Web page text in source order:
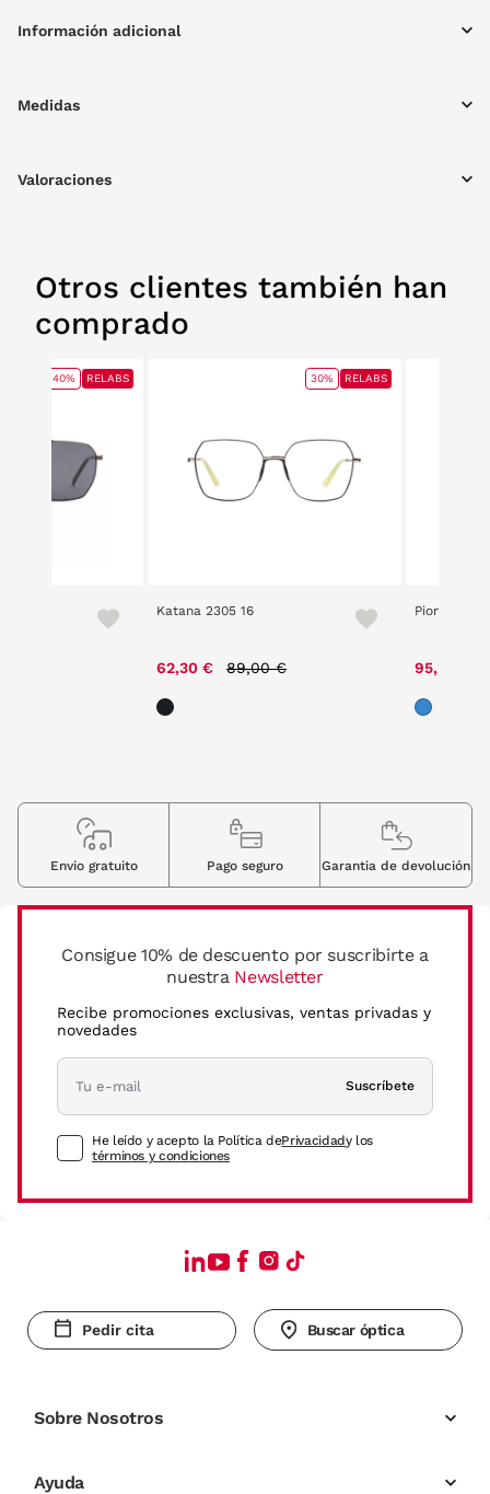
Información adicional
Medidas
Valoraciones
Otros clientes también han
comprado
40% RELABS
Katana 2305 16
62,30 € 89,00 €
30% RELABS
Pioneers
95,20 €
Consigue 10% de descuento por suscribirte a
nuestra Newsletter
Recibe promociones exclusivas, ventas privadas y
novedades
Suscríbete
He leído y acepto la Política dePrivacidady los
términos y condiciones
Envio gratuito Pago seguro Garantia de devolución
Pedir cita Buscar óptica
Sobre Nosotros
Ayuda